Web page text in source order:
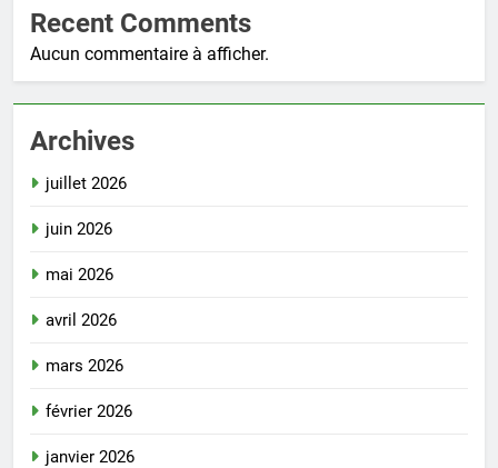
Recent Comments
Aucun commentaire à afficher.
Archives
juillet 2026
juin 2026
mai 2026
avril 2026
mars 2026
février 2026
janvier 2026